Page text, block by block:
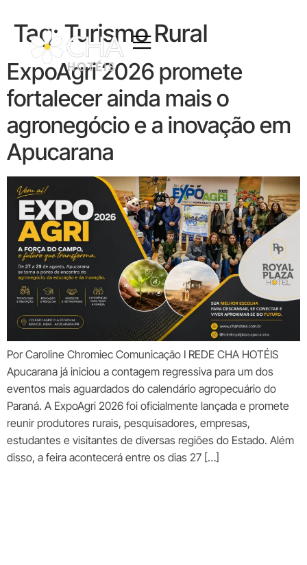
Tag:Turismo Rural
ExpoAgri 2026 promete
fortalecer ainda mais o
agronegócio e a inovação em
Apucarana
Por Caroline Chromiec Comunicação I REDE CHA HOTÉIS
Apucarana já iniciou a contagem regressiva para um dos
eventos mais aguardados do calendário agropecuário do
Paraná. A ExpoAgri 2026 foi oficialmente lançada e promete
reunir produtores rurais, pesquisadores, empresas,
estudantes e visitantes de diversas regiões do Estado. Além
disso, a feira acontecerá entre os dias 27 […]